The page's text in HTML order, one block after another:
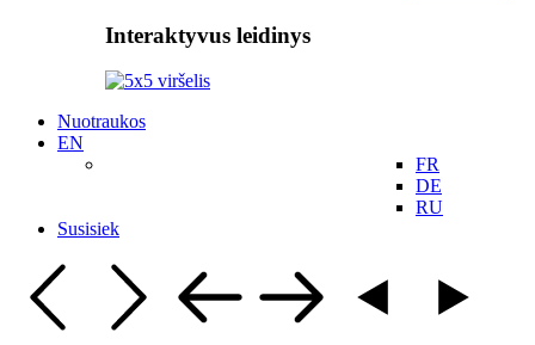
Interaktyvus leidinys
Nuotraukos
EN
FR
DE
RU
Susisiek